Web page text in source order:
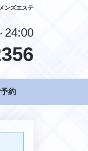
ンズエステ
24:00
約